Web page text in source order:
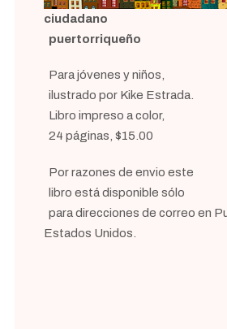
ciudadano
puertorriqueño
Para jóvenes y niños,
ilustrado por Kike Estrada.
Libro impreso a color,
24 páginas, $15.00
Por razones de envio este
libro está disponible sólo
para direcciones de correo en
Estados Unidos.